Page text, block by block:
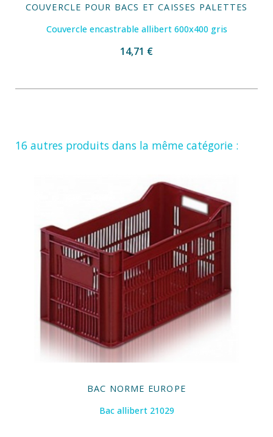
COUVERCLE POUR BACS ET CAISSES PALETTES
Couvercle encastrable allibert 600x400 gris
14,71 €
16 autres produits dans la même catégorie :
BAC NORME EUROPE
Bac allibert 21029